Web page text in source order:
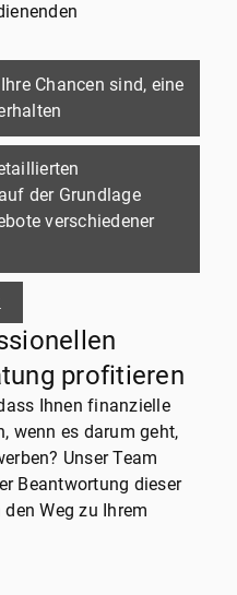
Chancen sind, eine
der Grundlage
verschiedener
profitieren
Ihnen finanzielle
wenn es darum geht,
Unser Team
Beantwortung dieser
Weg zu Ihrem